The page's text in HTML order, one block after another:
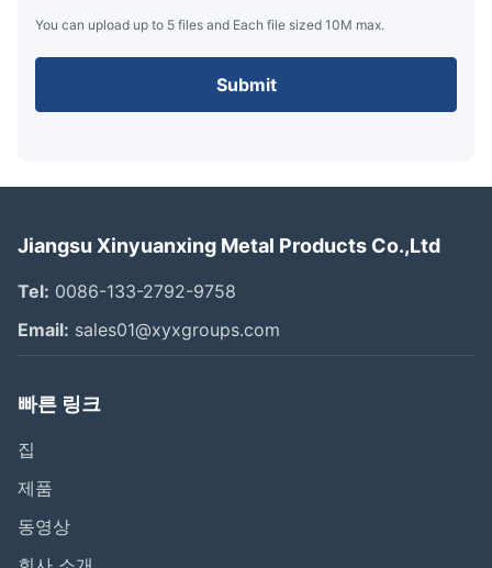
You can upload up to 5 files and Each file sized 10M max.
Submit
Jiangsu Xinyuanxing Metal Products Co.,Ltd
Tel: 0086-133-2792-9758
Email: sales01@xyxgroups.com
빠른 링크
집
제품
동영상